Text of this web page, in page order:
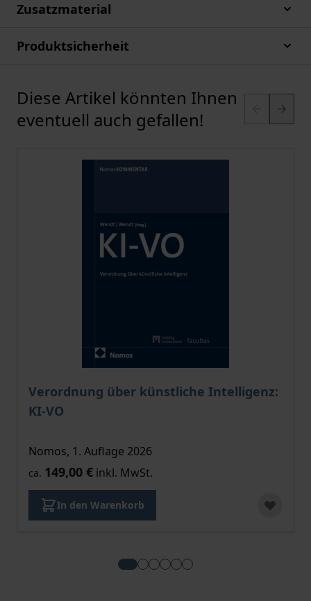
Zusatzmaterial
Produktsicherheit
Karussell überspringen
Diese Artikel könnten Ihnen
eventuell auch gefallen!
Verordnung über künstliche Intelligenz:
KI-VO
Nomos, 1. Auflage 2026
ca. 149,00 € inkl. MwSt.
In den Warenkorb
View more about Verordnung über
View more about EU-
View more about Die neue
View more about Das neue
View more about
View more about